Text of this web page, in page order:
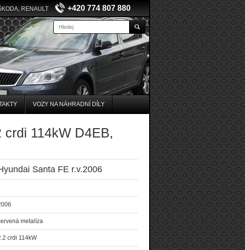
RENAULT +420 774 807 880
VOZY NA NÁHRADNÍ DÍLY
114kW D4EB,
Santa FE r.v.2006
metalíza
crdi 114kW